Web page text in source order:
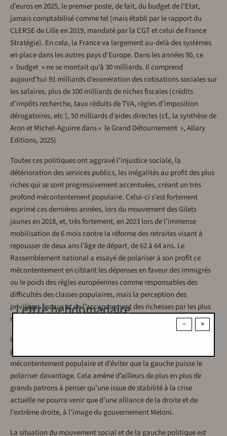
d’euros en 2025, le premier poste, de fait, du budget de l’Etat,
jamais comptabilisé comme tel (mais établi par le rapport du
CLERSE de Lille en 2019, mandaté par la CGT et celui de France
Stratégie). En cela, la France va largement au-delà des systèmes
en place dans les autres pays d’Europe. Dans les années 90, ce
« budget » ne se montait qu’à 30 milliards. Il comprend
aujourd’hui 91 milliards d’exonération des cotisations sociales sur
les salaires, plus de 100 milliards de niches fiscales (crédits
d’impôts recherche, taux réduits de TVA, règles d’imposition
dérogatoires, etc ), 50 milliards d’aides directes (cf., la synthèse de
Aron et Michel-Aguirre dans « le Grand Détournement », Allary
Editions, 2025)
Toutes ces politiques ont aggravé l’injustice sociale, la
détérioration des services publics, les inégalités au profit des plus
riches qui se sont progressivement accentuées, créant un très
profond mécontentement populaire. Celui-ci s’est fortement
exprimé ces dernières années, lors du mouvement des Gilets
jaunes en 2018, et, très fortement, en 2023 lors de l’immense
mobilisation de 6 mois contre la réforme des retraites visant à
repousser de deux ans l’âge de départ, de 62 à 64 ans. Le
Rassemblement national a essayé de polariser à son profit ce
mécontentement en ciblant les dépenses en faveur des immigrés
ou le poids des règles européennes comme responsables des
difficultés des classes populaires, mais la perception des
privilèges fiscaux et de l’accaparement des richesses par les plus
riches ont largement pris le dessus depuis quelques mois.
L’obsession des grands groupes capitalistes et, évidemment, des
politiciens de droite et d’extrême droite est de juguler ce
mécontentement populaire et d’éviter que la gauche puisse le
polariser davantage. Cela amène d’ailleurs de plus en plus de
grands patrons à penser qu’une issue de stabilité à la crise
actuelle ne pourra venir que d’une alliance de la droite et de
l’extrême droite, à l’image du gouvernement Meloni.
La situation du mouvement social et de la gauche politique est
×
−
Lettre hebdomadaire